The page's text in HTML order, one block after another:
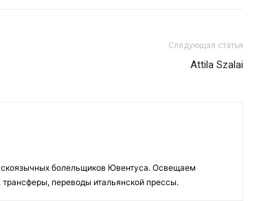
Следующая статья
Attila Szalai
болельщиков Ювентуса. Освещаем
переводы итальянской прессы.